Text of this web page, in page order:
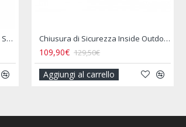
Copertura Impermeabile per Portabici Posteriore Camper 2–3 Biciclette
35,00€
Aggiungi al carrello